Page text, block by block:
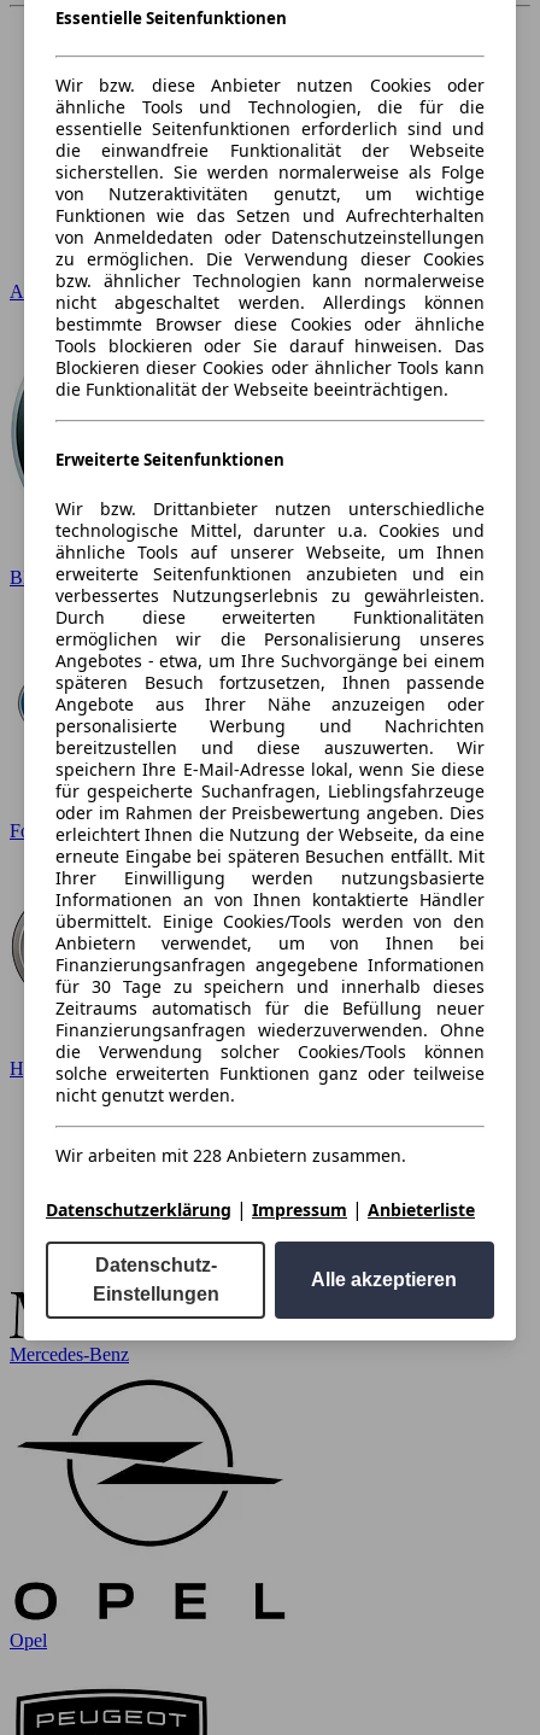
Audi
BMW
Ford
Hyundai
Mercedes-Benz
Opel
Essentielle Seitenfunktionen
Wir bzw. diese Anbieter nutzen Cookies oder
ähnliche Tools und Technologien, die für die
essentielle Seitenfunktionen erforderlich sind und
die einwandfreie Funktionalität der Webseite
sicherstellen. Sie werden normalerweise als Folge
von Nutzeraktivitäten genutzt, um wichtige
Funktionen wie das Setzen und Aufrechterhalten
von Anmeldedaten oder Datenschutzeinstellungen
zu ermöglichen. Die Verwendung dieser Cookies
bzw. ähnlicher Technologien kann normalerweise
nicht abgeschaltet werden. Allerdings können
bestimmte Browser diese Cookies oder ähnliche
Tools blockieren oder Sie darauf hinweisen. Das
Blockieren dieser Cookies oder ähnlicher Tools kann
die Funktionalität der Webseite beeinträchtigen.
Erweiterte Seitenfunktionen
Wir bzw. Drittanbieter nutzen unterschiedliche
technologische Mittel, darunter u.a. Cookies und
ähnliche Tools auf unserer Webseite, um Ihnen
erweiterte Seitenfunktionen anzubieten und ein
verbessertes Nutzungserlebnis zu gewährleisten.
Durch diese erweiterten Funktionalitäten
ermöglichen wir die Personalisierung unseres
Angebotes - etwa, um Ihre Suchvorgänge bei einem
späteren Besuch fortzusetzen, Ihnen passende
Angebote aus Ihrer Nähe anzuzeigen oder
personalisierte Werbung und Nachrichten
bereitzustellen und diese auszuwerten. Wir
speichern Ihre E-Mail-Adresse lokal, wenn Sie diese
für gespeicherte Suchanfragen, Lieblingsfahrzeuge
oder im Rahmen der Preisbewertung angeben. Dies
erleichtert Ihnen die Nutzung der Webseite, da eine
erneute Eingabe bei späteren Besuchen entfällt. Mit
Ihrer Einwilligung werden nutzungsbasierte
Informationen an von Ihnen kontaktierte Händler
übermittelt. Einige Cookies/Tools werden von den
Anbietern verwendet, um von Ihnen bei
Finanzierungsanfragen angegebene Informationen
für 30 Tage zu speichern und innerhalb dieses
Zeitraums automatisch für die Befüllung neuer
Finanzierungsanfragen wiederzuverwenden. Ohne
die Verwendung solcher Cookies/Tools können
solche erweiterten Funktionen ganz oder teilweise
nicht genutzt werden.
Wir arbeiten mit 228 Anbietern zusammen.
Datenschutzerklärung | Impressum | Anbieterliste
Datenschutz-
Einstellungen
Alle akzeptieren